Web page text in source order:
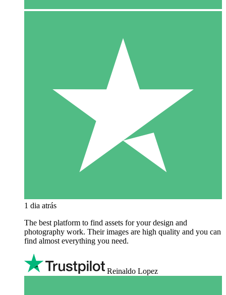
1 dia atrás
The best platform to find assets for your design and
photography work. Their images are high quality and you can
find almost everything you need.
Reinaldo Lopez